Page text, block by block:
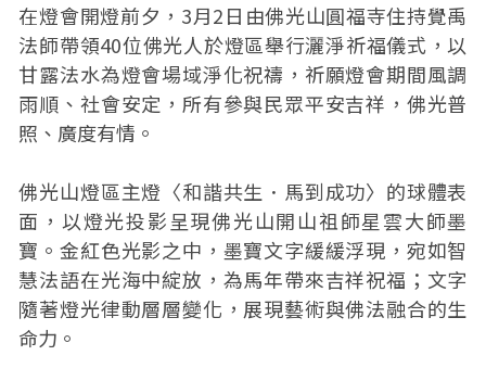
在燈會開燈前夕，3月2日由佛光山圓福寺住持覺禹
法師帶領40位佛光人於燈區舉行灑淨祈福儀式，以
甘露法水為燈會場域淨化祝禱，祈願燈會期間風調
雨順、社會安定，所有參與民眾平安吉祥，佛光普
照、廣度有情。
佛光山燈區主燈〈和諧共生．馬到成功〉的球體表
面，以燈光投影呈現佛光山開山祖師星雲大師墨
寶。金紅色光影之中，墨寶文字緩緩浮現，宛如智
慧法語在光海中綻放，為馬年帶來吉祥祝福；文字
隨著燈光律動層層變化，展現藝術與佛法融合的生
命力。